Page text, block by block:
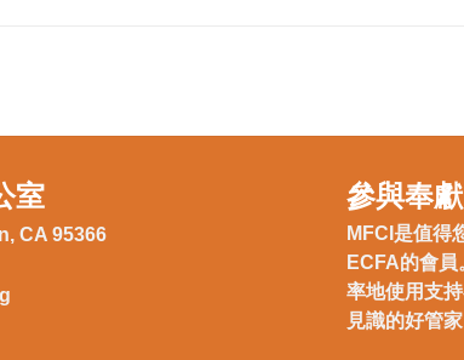
室
CA 95366
參與奉
MFCI是值得
ECFA的會
率地使用支
見識的好管家